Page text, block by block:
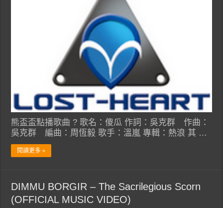
熊盃盃點播歌曲 ? 歌名：傻瓜 作詞：吳克群 作曲：
吳克群 編曲：周恆毅 歌手：溫嵐 專輯：熱浪 其 …
閱讀更多 »
DIMMU BORGIR – The Sacrilegious Scorn
(OFFICIAL MUSIC VIDEO)